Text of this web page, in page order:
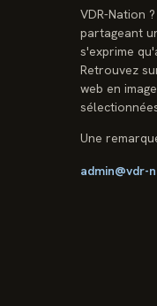
VDR-Nation
partageant
s'exprime
Retrouvez
web en
Une
admin@vdr-